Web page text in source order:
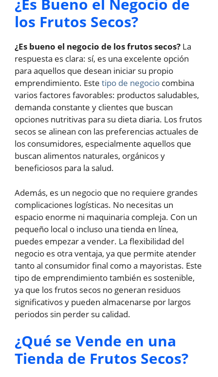
¿Es Bueno el Negocio de
los Frutos Secos?
¿Es bueno el negocio de los frutos secos? La
respuesta es clara: sí, es una excelente opción
para aquellos que desean iniciar su propio
emprendimiento. Este tipo de negocio combina
varios factores favorables: productos saludables,
demanda constante y clientes que buscan
opciones nutritivas para su dieta diaria. Los frutos
secos se alinean con las preferencias actuales de
los consumidores, especialmente aquellos que
buscan alimentos naturales, orgánicos y
beneficiosos para la salud.
Además, es un negocio que no requiere grandes
complicaciones logísticas. No necesitas un
espacio enorme ni maquinaria compleja. Con un
pequeño local o incluso una tienda en línea,
puedes empezar a vender. La flexibilidad del
negocio es otra ventaja, ya que permite atender
tanto al consumidor final como a mayoristas. Este
tipo de emprendimiento también es sostenible,
ya que los frutos secos no generan residuos
significativos y pueden almacenarse por largos
periodos sin perder su calidad.
¿Qué se Vende en una
Tienda de Frutos Secos?